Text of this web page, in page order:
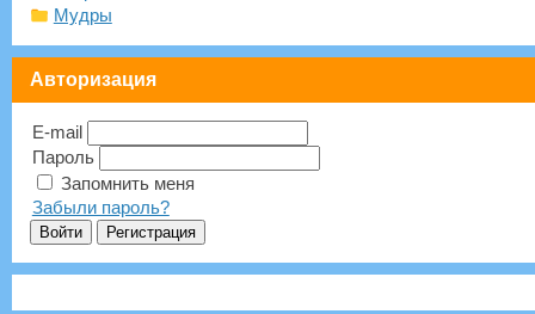
Мудры
Авторизация
E-mail
Пароль
Запомнить меня
Забыли пароль?